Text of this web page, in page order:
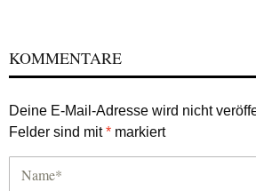
KOMMENTARE
Deine E-Mail-Adresse wird nicht
Felder sind mit* markiert